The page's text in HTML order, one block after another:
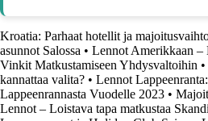
Kroatia: Parhaat hotellit ja
asunnot Salossa • Lennot Amerikkaan –
Vinkit Matkustamiseen Yhdysvaltoihin •
kannattaa valita? • Lennot
Lappeenrannasta Vuodelle 2023 •
Lennot – Loistava tapa matkustaa